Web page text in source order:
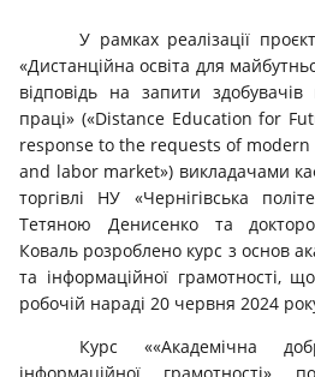
У рамках реалізації
«Дистанційна освіта для
відповідь на запити
праці» («Distance Education for
response to the requests of
and labor market») викладачами
торгівлі НУ «Чернігівська
Тетяною Денисенко та
Коваль розроблено курс з основ
та інформаційної грамотності,
робочій нараді 20 червня 2024
Курс ««Академічна